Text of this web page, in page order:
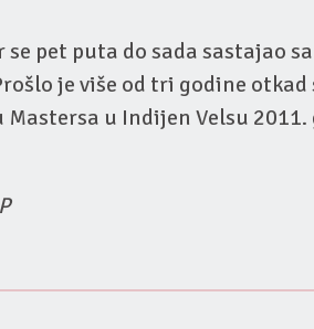
se pet puta do sada sastajao
je više od tri godine
Mastersa u Indijen Velsu